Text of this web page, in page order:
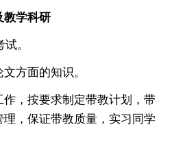
教学科研
。
方面的知识。
，按要求制定带教计划，带
，保证带教质量，实习同学